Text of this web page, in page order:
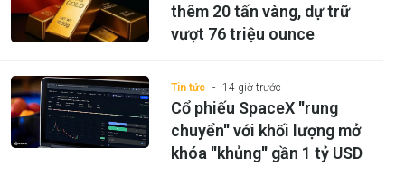
thêm 20 tấn vàng, dự trữ
vượt 76 triệu ounce
Tin tức 14 giờ trước
Cổ phiếu SpaceX ''rung
chuyển'' với khối lượng mở
khóa ''khủng'' gần 1 tỷ USD